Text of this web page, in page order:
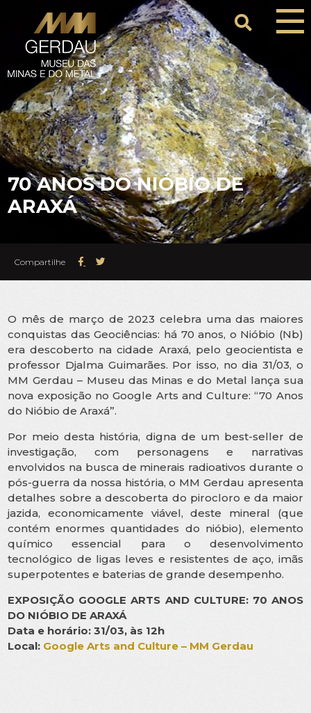
70 ANOS DO NIÓBIO DE
ARAXÁ
Compartilhe
O mês de março de 2023 celebra uma das maiores
conquistas das Geociências: há 70 anos, o Nióbio (Nb)
era descoberto na cidade Araxá, pelo geocientista e
professor Djalma Guimarães. Por isso, no dia 31/03, o
MM Gerdau – Museu das Minas e do Metal lança sua
nova exposição no Google Arts and Culture: “70 Anos
do Nióbio de Araxá”.
Por meio desta história, digna de um best-seller de
investigação, com personagens e narrativas
envolvidos na busca de minerais radioativos durante o
pós-guerra da nossa história, o MM Gerdau apresenta
detalhes sobre a descoberta do pirocloro e da maior
jazida, economicamente viável, deste mineral (que
contém enormes quantidades do nióbio), elemento
químico essencial para o desenvolvimento
tecnológico de ligas leves e resistentes de aço, imãs
superpotentes e baterias de grande desempenho.
EXPOSIÇÃO GOOGLE ARTS AND CULTURE: 70 ANOS
DO NIÓBIO DE ARAXÁ
Data e horário: 31/03, às 12h
Local: Google Arts and Culture – MM Gerdau